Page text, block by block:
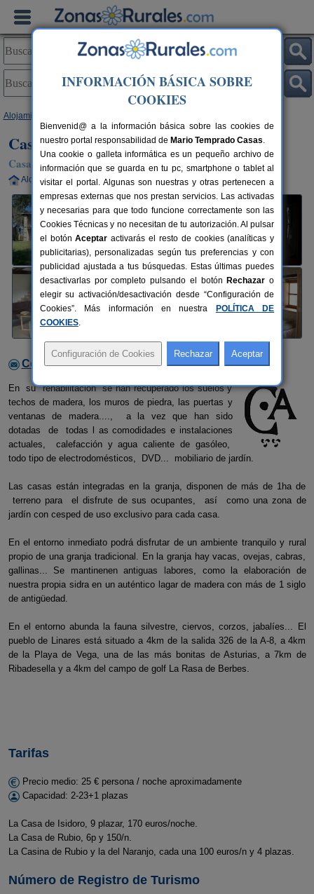
Alojamientos
Casinas de Linares
Casa Rural en Linares / Ribadesella (Asturias)
Alquiler completo 2-23+1 plazas 80 km de Oviedo
Contactar con el alojamiento
En su rehabilitación se han recuperado los suelos y
techos de madera, los muros de piedra, las puertas y
ventanas de madera...., a la vez que han sido
dotadas de todas l as comodidades e instalaciones
actuales, calefacción y agua caliente de gasóleo,
todo tipo de electrodomésticos, DVD... mobiliario de jardín.
Las casas están integradas en la granja, disponen de más de 1ha de
terreno para el disfrute de sus ocupantes, así como una zona de
jardín con cesped de uso exclusivo para cada casa.
En el entorno inmediato podrá disfrutar de un ambiente tranquilo y rural
propio de una granja tradicional. En la granja hay vacas, ovejas, cabras,
gallinas... Se mantinenen antiguas labores, como la elaboración de
nuestra propia sidra en un auténtico lagar de madera con más de 1 siglo
de antigüedad.
En el entorno abunda la fauna silvestre, ciervos, corzos, jabalíes... El
pueblo de Linares está situado a 4km de la salida 326 de la A-8, a 4km
de la Playa de Vega, una de las más bonitas de Asturias, a 7km de
Ribadesella y a 4km del campo de golf La Rasa de Berbes.
Tarifas
Precio medio: 25 € persona / noche aproximadamente
Capacidad: 2-23+1 plazas
La Casa de Isidoro, 9 plazar, 170 euros/noche.
La Casa de Rubio, 6p y 150/n.
La Casina de Rubio y la del Naranjo, cada una 100 euros/n y 4 plazas.
Número de Registro de Turismo
INFORMACIÓN BÁSICA SOBRE
COOKIES
Bienvenid@ a la información básica sobre las cookies de
nuestro portal responsabilidad de Mario Temprado Casas.
Una cookie o galleta informática es un pequeño archivo de
información que se guarda en tu pc, smartphone o tablet al
visitar el portal. Algunas son nuestras y otras pertenecen a
empresas externas que nos prestan servicios. Las activadas
y necesarias para que todo funcione correctamente son las
Cookies Técnicas y no necesitan de tu autorización. Al pulsar
el botónAceptar activarás el resto de cookies (analíticas y
publicitarias), personalizadas según tus preferencias y con
publicidad ajustada a tus búsquedas. Estas últimas puedes
desactivarlas por completo pulsando el botón Rechazar o
elegir su activación/desactivación desde “Configuración de
Cookies”. Más información en nuestra
POLÍTICA DE
COOKIES.